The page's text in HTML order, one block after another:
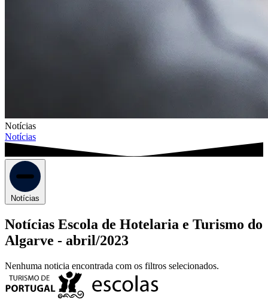
Notícias
Notícias
Notícias
Notícias Escola de Hotelaria e Turismo do
Algarve - abril/2023
Nenhuma noticia encontrada com os filtros selecionados.